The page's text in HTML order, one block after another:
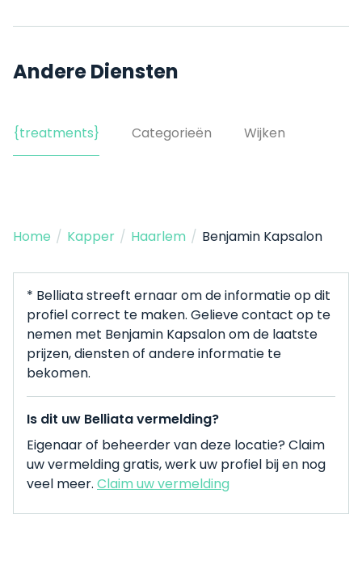
Andere Diensten
{treatments} Categorieën Wijken
Home / Kapper / Haarlem / Benjamin Kapsalon
* Belliata streeft ernaar om de informatie op dit
profiel correct te maken. Gelieve contact op te
nemen met Benjamin Kapsalon om de laatste
prijzen, diensten of andere informatie te
bekomen.
Is dit uw Belliata vermelding?
Eigenaar of beheerder van deze locatie? Claim
uw vermelding gratis, werk uw profiel bij en nog
veel meer. Claim uw vermelding